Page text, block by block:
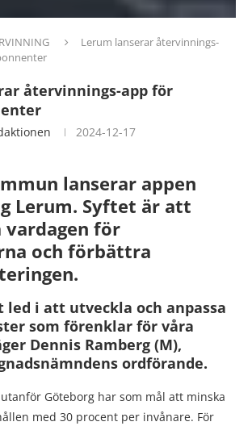
Lerum lanserar återvinnings-
återvinnings-app för
2024-12-17
lanserar appen
Lerum. Syftet är att
för
och förbättra
led i att utveckla och anpassa
som förenklar för våra
Dennis Ramberg (M),
ordförande.
Göteborg har som mål att minska
med 30 procent per invånare. För